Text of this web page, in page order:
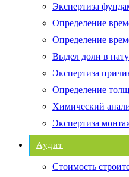
Экспертиза
Определение
Определение
Выдел доли в
Экспертиза
Определение
Химический
Экспертиза
Аудит
Стоимость